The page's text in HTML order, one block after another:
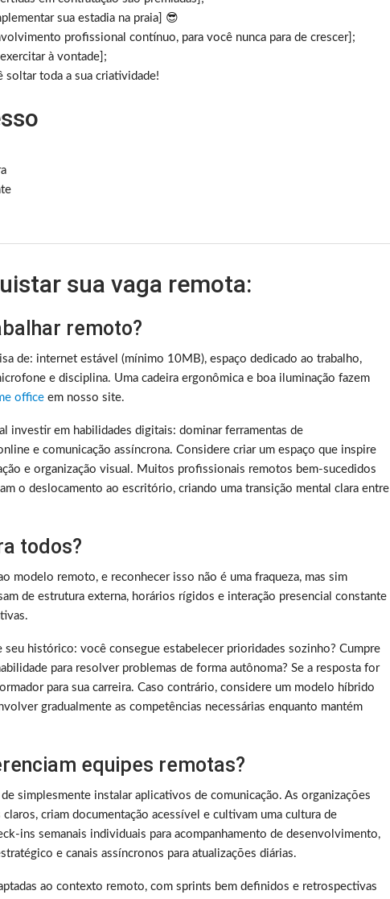
sua estadia na praia] 😎
profissional contínuo, para você nunca para de crescer];
à vontade];
soltar toda a sua criatividade!
sua vaga remota:
remoto?
de: internet estável (mínimo 10MB), espaço dedicado ao trabalho,
e disciplina. Uma cadeira ergonômica e boa iluminação fazem
office em nosso site.
investir em habilidades digitais: dominar ferramentas de
e comunicação assíncrona. Considere criar um espaço que inspire
e organização visual. Muitos profissionais remotos bem-sucedidos
o deslocamento ao escritório, criando uma transição mental clara entre
todos?
modelo remoto, e reconhecer isso não é uma fraqueza, mas sim
de estrutura externa, horários rígidos e interação presencial constante
histórico: você consegue estabelecer prioridades sozinho? Cumpre
para resolver problemas de forma autônoma? Se a resposta for
para sua carreira. Caso contrário, considere um modelo híbrido
gradualmente as competências necessárias enquanto mantém
equipes remotas?
simplesmente instalar aplicativos de comunicação. As organizações
criam documentação acessível e cultivam uma cultura de
ins semanais individuais para acompanhamento de desenvolvimento,
e canais assíncronos para atualizações diárias.
ao contexto remoto, com sprints bem definidos e retrospectivas